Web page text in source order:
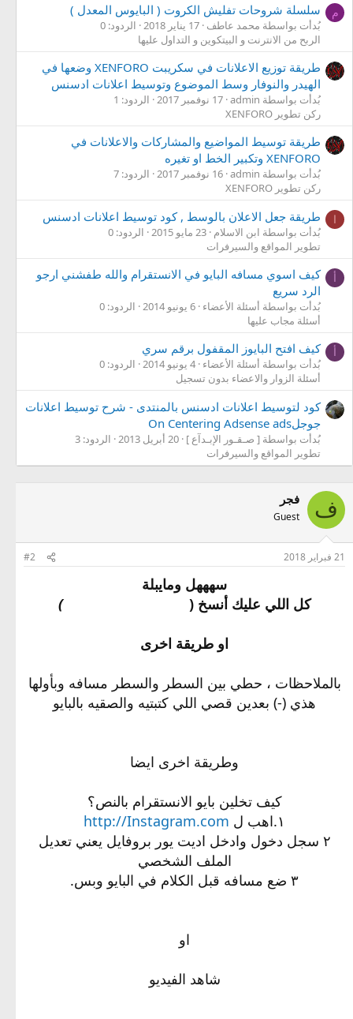
م سلسلة شروحات تفليش الكروت ( البايوس المعدل )
بُدأت بواسطة محمد عاطف 17 يناير 2018
الردود: 0
الربح من الانترنت و البيتكوين و التداول عليها
طريقة توزيع الاعلانات في سكريبت XENFORO وضعها في
الهيدر والنوفار وسط الموضوع وتوسيط اعلانات ادسنس
بُدأت بواسطة admin 17 نوفمبر 2017
الردود: 1
ركن تطوير XENFORO
طريقة توسيط المواضيع والمشاركات والاعلانات في
XENFORO وتكبير الخط او تغيره
بُدأت بواسطة admin 16 نوفمبر 2017
الردود: 7
ركن تطوير XENFORO
ا طريقة جعل الاعلان بالوسط , كود توسيط اعلانات ادسنس
بُدأت بواسطة ابن الاسلام 23 مايو 2015
الردود: 0
تطوير المواقع والسيرفرات
كيف اسوي مسافه البايو في الانستقرام والله طفشني ارجو
الرد سريع
بُدأت بواسطة أسئلة الأعضاء 6 يونيو 2014
الردود: 0
أسئلة مجاب عليها
كيف افتح البايوز المقفول برقم سري
بُدأت بواسطة أسئلة الأعضاء 4 يونيو 2014
الردود: 0
أسئلة الزوار والاعضاء بدون تسجيل
كود لتوسيط اعلانات ادسنس بالمنتدى - شرح توسيط اعلانات
جوجلOn Centering Adsense ads
بُدأت بواسطة [ صـقـور الإبـدآع ] 20 أبريل 2013
الردود: 3
تطوير المواقع والسيرفرات
ف فجر
Guest
21 فبراير 2018 #2
سهههل ومايبلة
كل اللي عليك أنسخ ( ⠀⠀ ⠀⠀ ⠀⠀ ⠀⠀ ⠀⠀
)
او طريقة اخرى
بالملاحظات ، حطي بين السطر والسطر مسافه وبأولها
هذي (-) بعدين قصي اللي كتبتيه والصقيه بالبايو
وطريقة اخرى ايضا
كيف تخلين بايو الانستقرام بالنص؟
١.اهب ل
http://Instagram.com
٢ سجل دخول وادخل اديت يور بروفايل يعني تعديل
الملف الشخصي
٣ ضع مسافه قبل الكلام في البايو وبس.
او
شاهد الفيديو